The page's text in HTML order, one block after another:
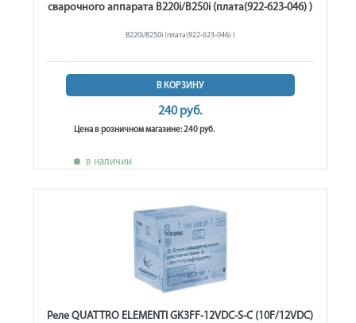
сварочного аппарата B220i/B250i (плата(922-623-046) )
B220i/B250i (плата(922-623-046) )
В КОРЗИНУ
240 руб.
Цена в розничном магазине: 240 руб.
в наличии
Реле QUATTRO ELEMENTI GK3FF-12VDC-S-C (10F/12VDC)